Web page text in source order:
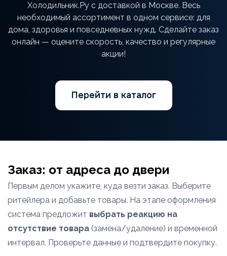
Холодильник.Ру с доставкой в Москве. Весь
необходимый ассортимент в одном сервисе: для
дома, здоровья и повседневных нужд. Сделайте заказ
онлайн — оцените скорость, качество и регулярные
акции!
Перейти в каталог
Заказ: от адреса до двери
Первым делом укажите, куда везти заказ. Выберите
ритейлера и добавьте товары. На этапе оформления
система предложит выбрать реакцию на
отсутствие товара (замена/удаление) и временной
интервал. Проверьте данные и подтвердите покупку.